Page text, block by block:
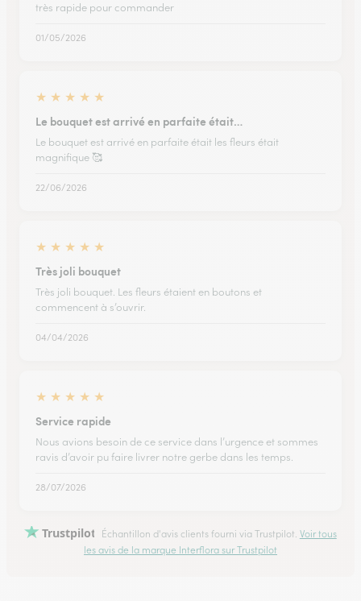
très rapide pour commander
01/05/2026
★ ★ ★ ★ ★
Le bouquet est arrivé en parfaite était…
Le bouquet est arrivé en parfaite était les fleurs était
magnifique 🥰
22/06/2026
★ ★ ★ ★ ★
Très joli bouquet
Très joli bouquet. Les fleurs étaient en boutons et
commencent à s’ouvrir.
04/04/2026
★ ★ ★ ★ ★
Service rapide
Nous avions besoin de ce service dans l’urgence et sommes
ravis d’avoir pu faire livrer notre gerbe dans les temps.
28/07/2026
Trustpilot Échantillon d'avis clients fourni via Trustpilot. Voir tous
les avis de la marque Interflora sur Trustpilot